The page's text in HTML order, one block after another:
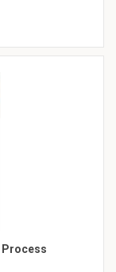
Process